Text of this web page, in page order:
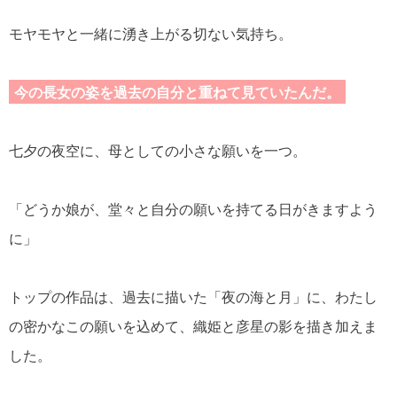
モヤモヤと一緒に湧き上がる切ない気持ち。
今の長女の姿を過去の自分と重ねて見ていたんだ。
七夕の夜空に、母としての小さな願いを一つ。
「どうか娘が、堂々と自分の願いを持てる日がきますよう
に」
トップの作品は、過去に描いた「夜の海と月」に、わたし
の密かなこの願いを込めて、織姫と彦星の影を描き加えま
した。